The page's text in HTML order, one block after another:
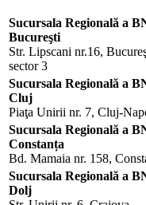
Sucursala Regională a
Bucureşti
Str. Lipscani nr.16,
sector 3
Sucursala Regională a
Cluj
Piaţa Unirii nr. 7, Cluj-
Sucursala Regională a
Constanța
Bd. Mamaia nr. 158,
Sucursala Regională a
Dolj